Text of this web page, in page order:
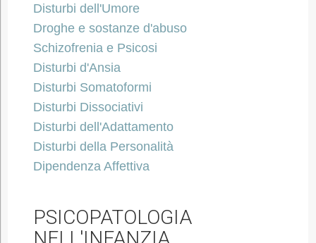
Disturbi dell'Umore
Droghe e sostanze d'abuso
Schizofrenia e Psicosi
Disturbi d'Ansia
Disturbi Somatoformi
Disturbi Dissociativi
Disturbi dell'Adattamento
Disturbi della Personalità
Dipendenza Affettiva
PSICOPATOLOGIA